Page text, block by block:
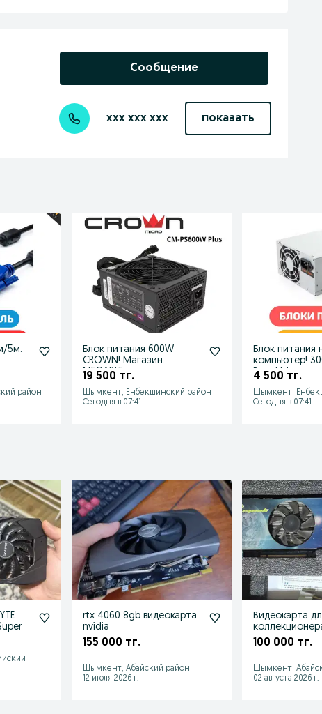
Сообщение
xxx xxx xxx показать
5м.
район
Блок питания 600W
CROWN! Магазин
MEGABIT
19 500 тг.
Шымкент, Енбекшинский район
Сегодня в 07:41
Блок питания
компьютер!
Ватт! Магазин
4 500 тг.
Шымкент,
Сегодня в 07:41
rtx 4060 8gb видеокарта
nvidia
155 000 тг.
Шымкент, Абайский район
12 июля 2026 г.
Видеокарта
100 000 тг.
Шымкент,
02 августа 2026 г.